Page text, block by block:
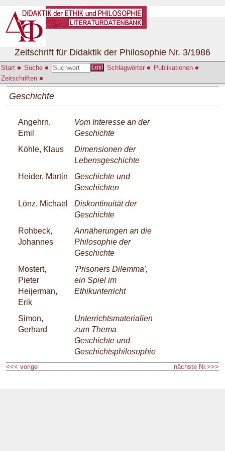
Start Suche Los! Schlagwörter
Publikationen
Zeitschriften
Zeitschrift für Didaktik der Philosophie Nr. 3/1986
Geschichte
Angehrn,
Emil
Vom Interesse an der
Geschichte
Köhle, Klaus
Dimensionen der
Lebensgeschichte
Heider, Martin
Geschichte und
Geschichten
Lönz, Michael
Diskontinuität der
Geschichte
Rohbeck,
Johannes
Annäherungen an die
Philosophie der
Geschichte
Mostert,
Pieter
Heijerman,
Erik
'Prisoners Dilemma',
ein Spiel im
Ethikunterricht
Simon,
Gerhard
Unterrichtsmaterialien
zum Thema
Geschichte und
Geschichtsphilosophie
<<< vorige nächste Nr.>>>